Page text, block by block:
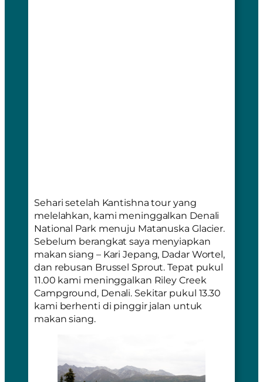
Sehari setelah Kantishna tour yang
melelahkan, kami meninggalkan Denali
National Park menuju Matanuska Glacier.
Sebelum berangkat saya menyiapkan
makan siang – Kari Jepang, Dadar Wortel,
dan rebusan Brussel Sprout. Tepat pukul
11.00 kami meninggalkan Riley Creek
Campground, Denali. Sekitar pukul 13.30
kami berhenti di pinggir jalan untuk
makan siang.